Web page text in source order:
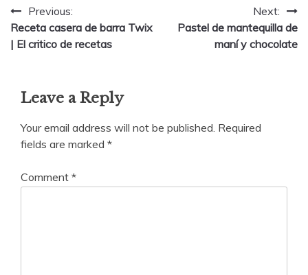
Post
navigation
Previous:
Receta casera de barra Twix
| El critico de recetas
Next:
Pastel de mantequilla de
maní y chocolate
Leave a Reply
Your email address will not be published. Required
fields are marked *
Comment *